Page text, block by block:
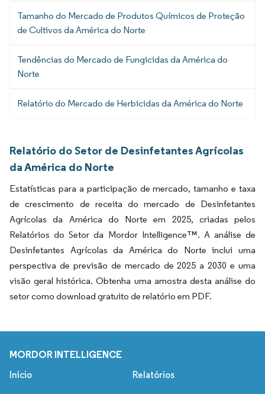
Tamanho do Mercado de Produtos Químicos de Proteção
de Cultivos da América do Norte
Tendências do Mercado de Fungicidas da América do
Norte
Relatório do Mercado de Herbicidas da América do Norte
Relatório do Setor de Desinfetantes Agrícolas
da América do Norte
Estatísticas para a participação de mercado, tamanho e taxa
de crescimento de receita do mercado de Desinfetantes
Agrícolas da América do Norte em 2025, criadas pelos
Relatórios do Setor da Mordor Intelligence™. A análise de
Desinfetantes Agrícolas da América do Norte inclui uma
perspectiva de previsão de mercado de 2025 a 2030 e uma
visão geral histórica. Obtenha uma amostra desta análise do
setor como download gratuito de relatório em PDF.
MORDOR INTELLIGENCE
Início Relatórios